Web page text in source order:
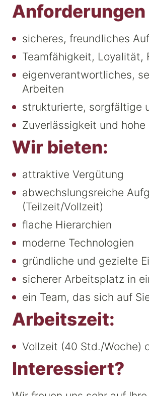
sicheres, freundliches
Teamfähigkeit, Loyalität,
eigenverantwortliches,
Arbeiten
strukturierte, sorgfältige
Zuverlässigkeit und
Wir bieten:
attraktive Vergütung
abwechslungsreiche
(Teilzeit/Vollzeit)
flache Hierarchien
moderne Technologien
gründliche und gezielte
sicherer Arbeitsplatz in
ein Team, das sich auf
Arbeitszeit:
Vollzeit (40 Std./Woche)
Interessiert?